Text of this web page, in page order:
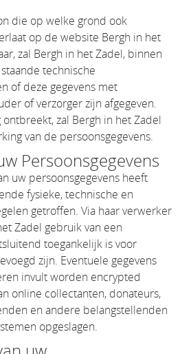
die op welke grond ook
op de website Bergh in het
zal Bergh in het Zadel, binnen
technische
of deze gegevens met
of verzorger zijn afgegeven.
zal Bergh in het Zadel
van de persoonsgegevens.
Persoonsgegevens
uw persoonsgegevens heeft
fysieke, technische en
getroffen. Via haar verwerker
Zadel gebruik van een
toegankelijk is voor
zijn. Eventuele gegevens
invult worden encrypted
online collectanten, donateurs,
en andere belangstellenden
opgeslagen.